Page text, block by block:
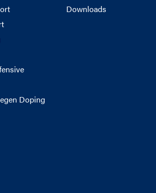
Doping
Downloads